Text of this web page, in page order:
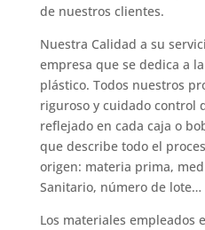
de nuestros clientes.
Nuestra Calidad a su
empresa que se dedica a
plástico. Todos nuestros
riguroso y cuidado control
reflejado en cada caja o
que describe todo el
origen: materia prima,
Sanitario, número de lote…
Los materiales empleados